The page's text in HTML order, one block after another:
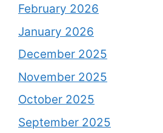
February 2026
January 2026
December 2025
November 2025
October 2025
September 2025